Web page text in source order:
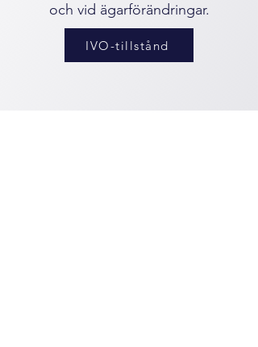
och vid ägarförändringar.
IVO-tillstånd